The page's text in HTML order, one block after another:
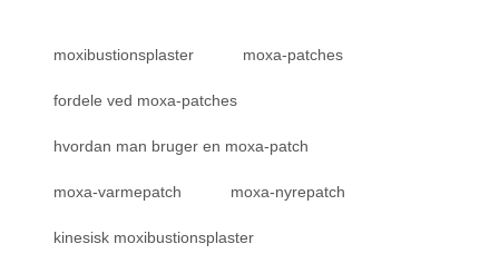
moxibustionsplaster moxa-patches
fordele ved moxa-patches
hvordan man bruger en moxa-patch
moxa-varmepatch moxa-nyrepatch
kinesisk moxibustionsplaster